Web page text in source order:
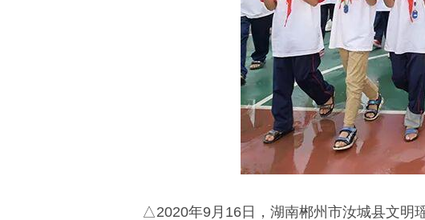
△2020年9月16日，湖南郴州市汝城县文明